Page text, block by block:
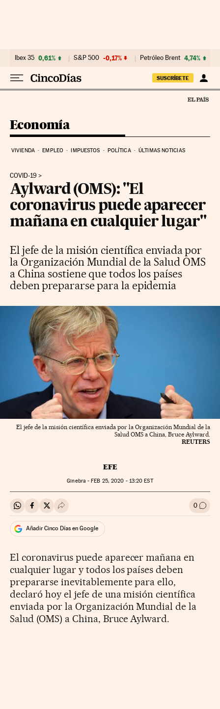
Ibex 35 0,61% S&P 500 -0,17% Petróleo Brent 4,74%
SUSCRÍBETE
Economía
VIVIENDA EMPLEO IMPUESTOS POLÍTICA ÚLTIMAS NOTICIAS
COVID-19
Aylward (OMS): "El
coronavirus puede aparecer
mañana en cualquier lugar"
El jefe de la misión científica enviada por
la Organización Mundial de la Salud OMS
a China sostiene que todos los países
deben prepararse para la epidemia
El jefe de la misión científica enviada por la Organización Mundial de la
Salud OMS a China, Bruce Aylward.
REUTERS
EFE
Ginebra -FEB 25, 2020 - 13:20 EST
Compartir en Whatsapp
Compartir en Facebook
Compartir en Twitter
Desplegar Redes Sociales 0 Ir a
Añadir Cinco Días en Google
El coronavirus puede aparecer mañana en
cualquier lugar y todos los países deben
prepararse inevitablemente para ello,
declaró hoy el jefe de una misión científica
enviada por la Organización Mundial de la
Salud (OMS) a China, Bruce Aylward.